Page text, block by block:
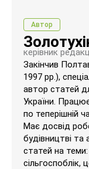
Автор
керівник
Закінчив
1997 рр.),
автор статей
України.
по теперішній
Має досвід
будівництві та
статей на
сільгоспоблік,